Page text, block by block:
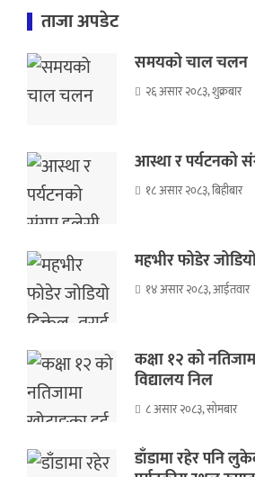
ताजा अपडेट
समयको चाल चलन
२६ असार २०८३, शुक्रबार
आस्था र पर्यटनको
१८ असार २०८३, बिहीबार
महभीर फोडेर
१४ असार २०८३, आईतवार
कक्षा १२ को
विद्यालय निल
८ असार २०८३, सोमबार
डाँडामा रहेर पनि